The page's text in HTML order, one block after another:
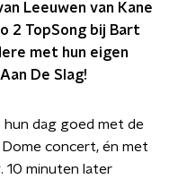
Leeuwen van Kane
2 TopSong bij Bart
met hun eigen
De Slag!
hun dag goed met de
concert, én met
10 minuten later